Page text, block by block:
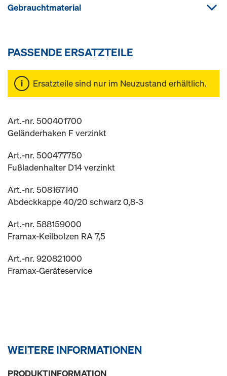
Gebrauchtmaterial
PASSENDE ERSATZTEILE
Ersatzteile sind nur im Neuzustand erhältlich.
Art.-nr. 500401700
Geländerhaken F verzinkt
Art.-nr. 500477750
Fußladenhalter D14 verzinkt
Art.-nr. 508167140
Abdeckkappe 40/20 schwarz 0,8-3
Art.-nr. 588159000
Framax-Keilbolzen RA 7,5
Art.-nr. 920821000
Framax-Geräteservice
WEITERE INFORMATIONEN
PRODUKTINFORMATION